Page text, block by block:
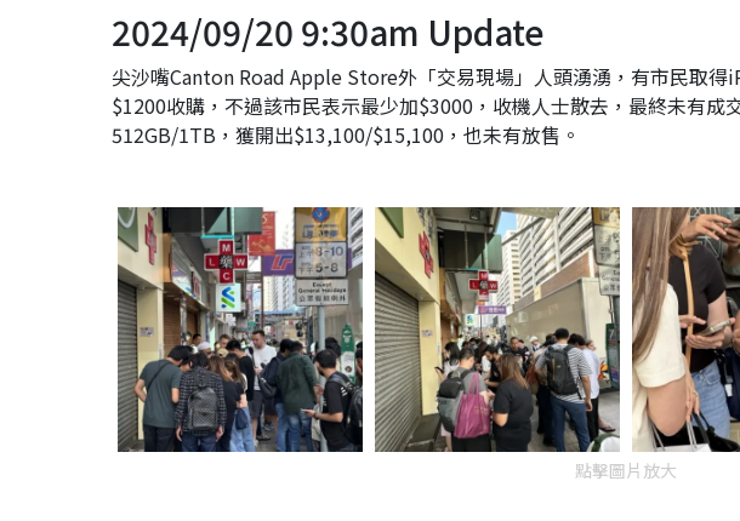
2024/09/20 9:30am Update
尖沙嘴Canton Road Apple Store外「交易現場」人頭湧湧，有市民取
$1200收購，不過該市民表示最少加$3000，收機人士散去，最終未有
512GB/1TB，獲開出$13,100/$15,100，也未有放售。
點擊圖片放大